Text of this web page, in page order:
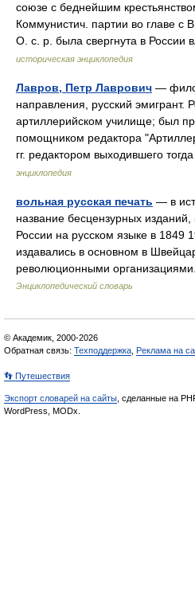
союзе с беднейшим
Коммунистич. партии во главе с
О. с. р. была свергнута в России
историческая энциклопедия
Лавров, Петр Лаврович —
направления, русский эмигрант.
артиллерийском училище; был
помощником редактора
гг. редактором выходившего
энциклопедия
вольная русская печать — в
название бесцензурных
России на русском языке в 1849
издавались в основном в
революционными
Энциклопедический словарь
© Академик, 2000-2026
Обратная связь: Техподдержка Реклама на
👣 Путешествия
Экспорт словарей на сайты , сделанные на
WordPress, MODx.